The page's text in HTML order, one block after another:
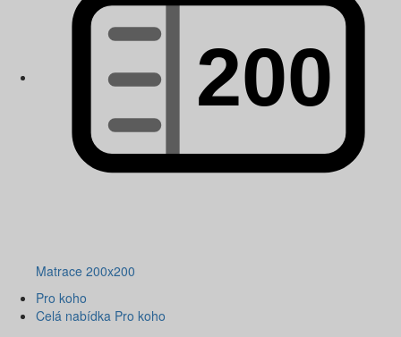
Matrace 200x200
Pro koho
Celá nabídka Pro koho